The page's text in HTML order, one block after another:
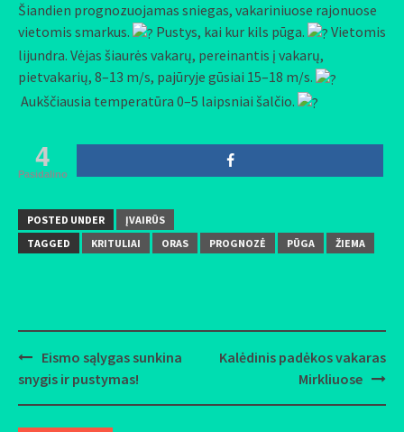
Šiandien prognozuojamas sniegas, vakariniuose rajonuose
vietomis smarkus.
Pustys, kai kur kils pūga.
Vietomis
lijundra. Vėjas šiaurės vakarų, pereinantis į vakarų,
pietvakarių, 8–13 m/s, pajūryje gūsiai 15–18 m/s.
Aukščiausia temperatūra 0–5 laipsniai šalčio.
4
Pasidalino
POSTED UNDER
ĮVAIRŪS
TAGGED
KRITULIAI ORAS PROGNOZĖ PŪGA ŽIEMA
Post
navigation
Eismo sąlygas sunkina
snygis ir pustymas!
Kalėdinis padėkos vakaras
Mirkliuose